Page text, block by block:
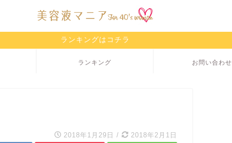
ランキングはコチラ
ランキング お問い合わせ
2018年1月29日 / 2018年2月1日